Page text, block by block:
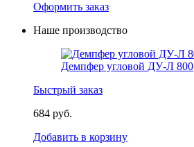
Оформить заказ
Наше производство
Демпфер угловой ДУ-Л 800
Быстрый заказ
684 руб.
Добавить в корзину